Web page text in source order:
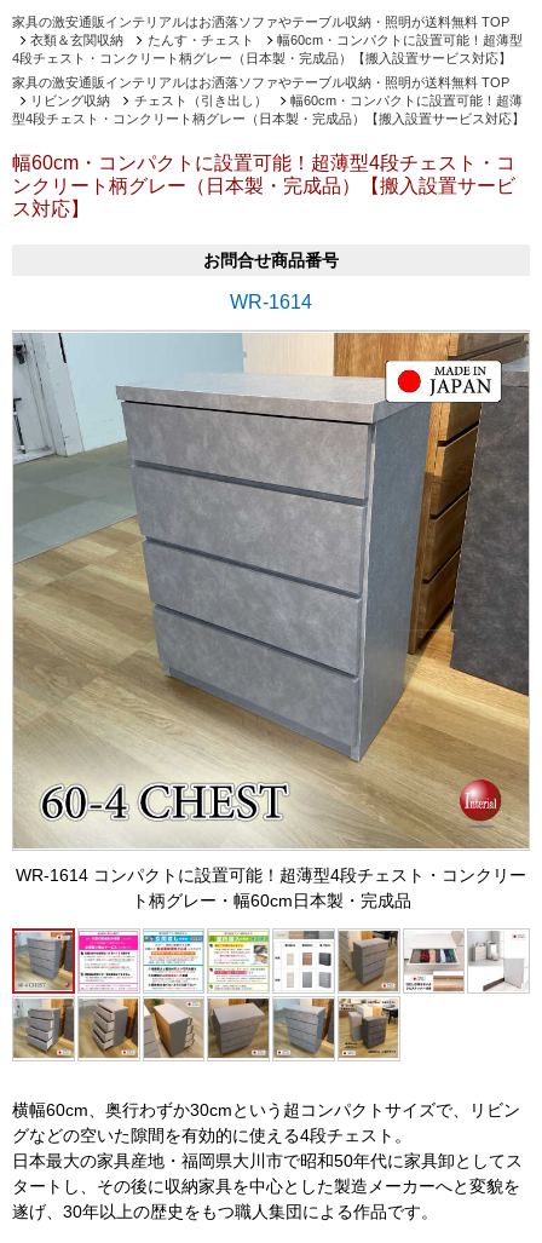
家具の激安通販インテリアルはお洒落ソファやテーブル収納・照明が送料無料 TOP
衣類＆玄関収納
たんす・チェスト
幅60cm・コンパクトに設置可能！超薄型
4段チェスト・コンクリート柄グレー（日本製・完成品）【搬入設置サービス対応】
家具の激安通販インテリアルはお洒落ソファやテーブル収納・照明が送料無料 TOP
リビング収納
チェスト（引き出し）
幅60cm・コンパクトに設置可能！超薄
型4段チェスト・コンクリート柄グレー（日本製・完成品）【搬入設置サービス対応】
幅60cm・コンパクトに設置可能！超薄型4段チェスト・コ
ンクリート柄グレー（日本製・完成品）【搬入設置サービ
ス対応】
お問合せ商品番号
WR-1614
WR-1614 コンパクトに設置可能！超薄型4段チェスト・コンクリー
ト柄グレー・幅60cm日本製・完成品
横幅60cm、奥行わずか30cmという超コンパクトサイズで、リビン
グなどの空いた隙間を有効的に使える4段チェスト。
日本最大の家具産地・福岡県大川市で昭和50年代に家具卸としてス
タートし、その後に収納家具を中心とした製造メーカーへと変貌を
遂げ、30年以上の歴史をもつ職人集団による作品です。